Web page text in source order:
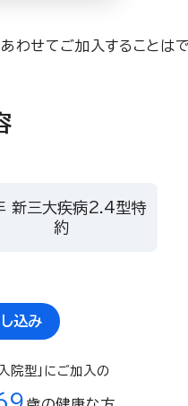
あわせてご加入することは
新三大疾病2.4型特
約
込み
入院型」にご加入の